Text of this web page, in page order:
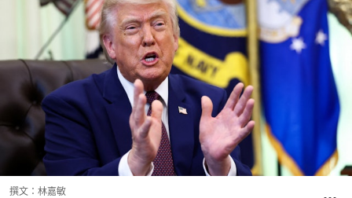
撰文： 林嘉敏